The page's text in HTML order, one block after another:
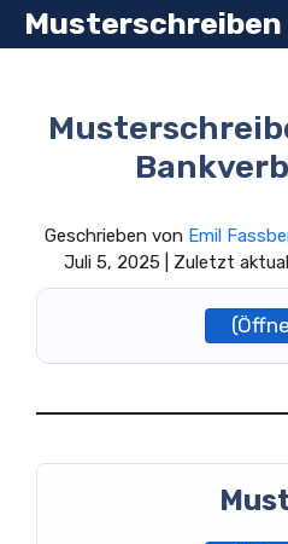
Zum
InhaltMusterschreiben
Geschrieben von Emil
Juli 5, 2025 | Zuletzt